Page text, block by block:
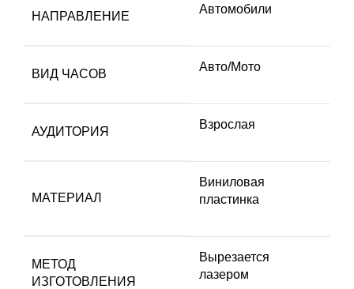
НАПРАВЛЕНИЕ
Автомобили
ВИД ЧАСОВ
Авто/Мото
АУДИТОРИЯ
Взрослая
МАТЕРИАЛ
Виниловая
пластинка
МЕТОД
ИЗГОТОВЛЕНИЯ
Вырезается
лазером